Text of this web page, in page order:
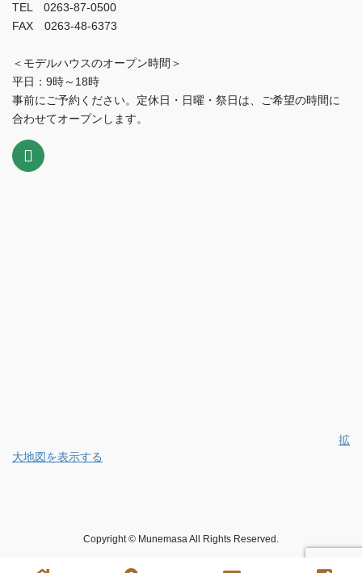
TEL 0263-87-0500
FAX 0263-48-6373
＜モデルハウスのオープン時間＞
平日：9時～18時
事前にご予約ください。定休日・日曜・祭日は、ご希望の時間に
合わせてオープンします。
拡
大地図を表示する
Copyright © Munemasa All Rights Reserved.